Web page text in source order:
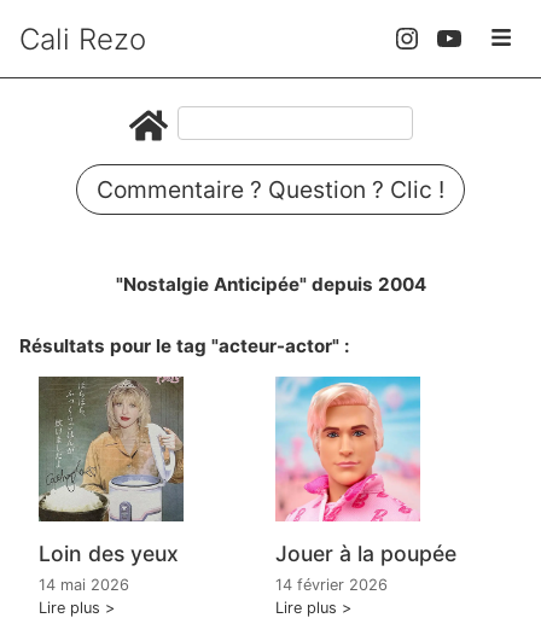
Cali Rezo
Commentaire ? Question ? Clic !
"Nostalgie Anticipée" depuis 2004
Résultats pour le tag "acteur-actor" :
Loin des yeux
14 mai 2026
Lire plus
Jouer à la poupée
14 février 2026
Lire plus